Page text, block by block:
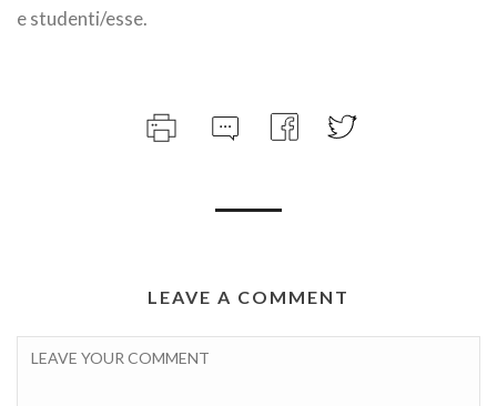
e studenti/esse.
LEAVE A COMMENT